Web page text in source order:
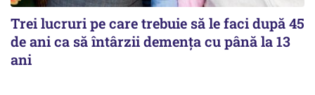
Trei lucruri pe care trebuie să le faci după 45
de ani ca să întârzii demența cu până la 13
ani